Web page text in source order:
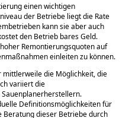
einen wichtigen
der Betriebe liegt die Rate
kann sie aber auch
den Betrieb bares Geld.
Remontierungsquoten auf
einleiten zu können.
die Möglichkeit, die
variiert die
Definitionsmöglichkeiten für
Beratung dieser Betriebe durch